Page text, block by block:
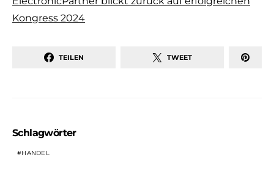
Kongress 2024
TEILEN TWEET
Schlagwörter
HANDEL